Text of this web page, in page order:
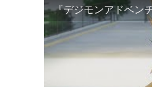
『デジモンアドベン